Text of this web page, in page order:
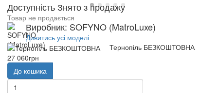
Доступність Знято з продажу
Товар не продається
Виробник: SOFYNO (MatroLuxe)
Дивитись усі моделі
Тернопіль БЕЗКОШТОВНА
27 060грн
До кошика